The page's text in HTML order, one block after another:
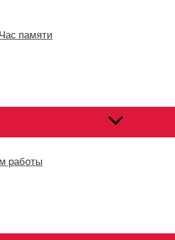
Час памяти
работы